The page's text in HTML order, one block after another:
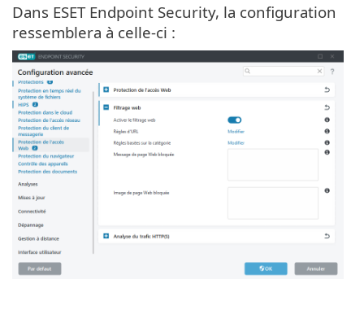
Dans ESET Endpoint Security, la configuration
ressemblera à celle-ci :